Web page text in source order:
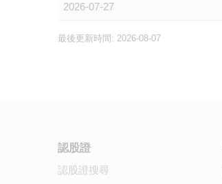
2026-07-27
最後更新時間: 2026-08-07
認股證
認股證搜尋